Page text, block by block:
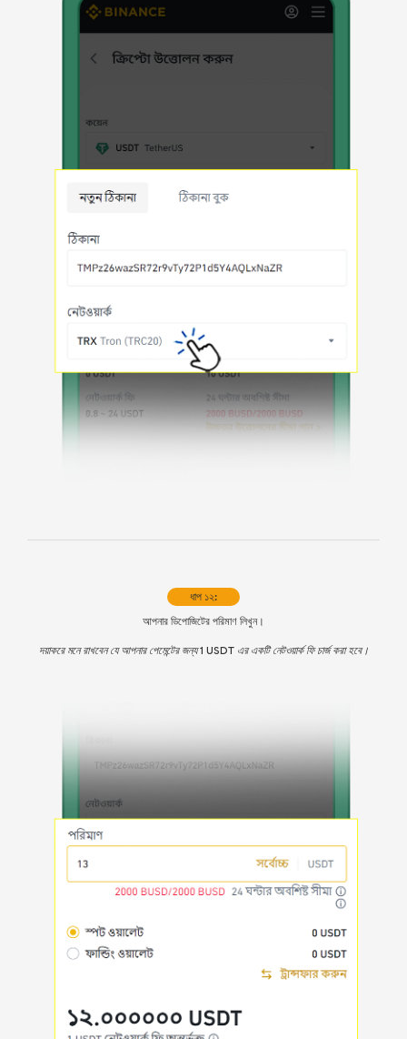
ধাপ ১২:
আপনার ডিপোজিটের পরিমাণ লিখুন।
দয়াকরে মনে রাখবেন যে আপনার পেমেন্টের জন্য 1 USDT এর একটি নেটওয়ার্ক ফি চার্জ করা হবে।